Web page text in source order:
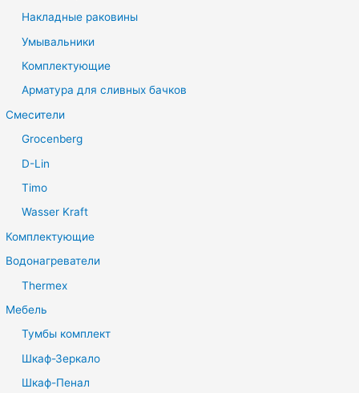
Накладные раковины
Умывальники
Комплектующие
Арматура для сливных бачков
Смесители
Grocenberg
D-Lin
Timo
Wasser Kraft
Комплектующие
Водонагреватели
Thermex
Мебель
Тумбы комплект
Шкаф-Зеркало
Шкаф-Пенал